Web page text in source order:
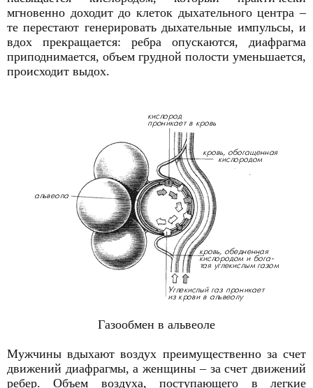
мгновенно доходит до клеток дыхательного центра –
те перестают генерировать дыхательные импульсы, и
вдох прекращается: ребра опускаются, диафрагма
приподнимается, объем грудной полости уменьшается,
происходит выдох.
Газообмен в альвеоле
Мужчины вдыхают воздух преимущественно за счет
движений диафрагмы, а женщины – за счет движений
ребер. Объем воздуха, поступающего в легкие